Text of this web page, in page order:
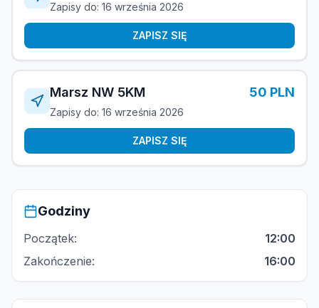
Zapisy do: 16 września 2026
ZAPISZ SIĘ
Marsz NW 5KM
Zapisy do: 16 września 2026
50 PLN
ZAPISZ SIĘ
Godziny
Początek:
12:00
Zakończenie:
16:00